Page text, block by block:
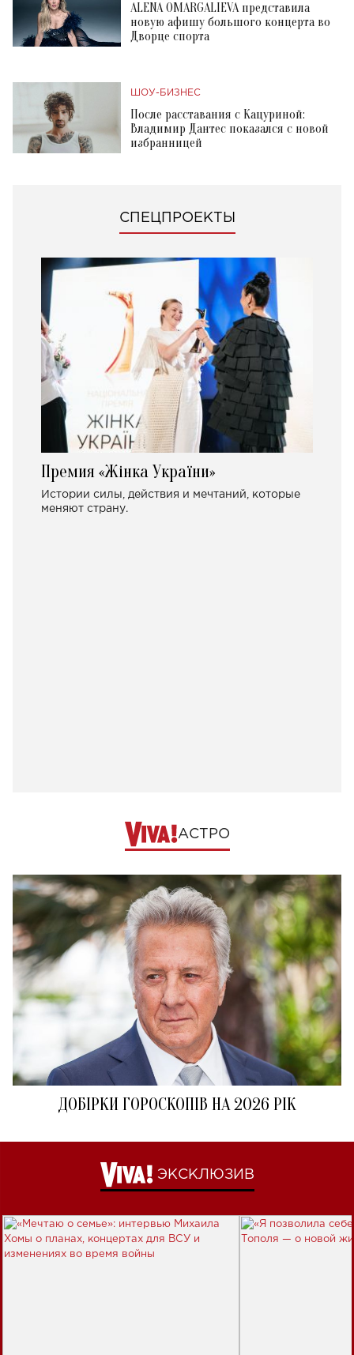
ALENA OMARGALIEVA представила
новую афишу большого концерта во
Дворце спорта
ШОУ-БИЗНЕС
После расставания с Кацуриной:
Владимир Дантес показался с новой
избранницей
СПЕЦПРОЕКТЫ
Премия «Жінка України»
Истории силы, действия и мечтаний, которые
меняют страну.
АСТРО
ДОБІРКИ ГОРОСКОПІВ НА 2026 РІК
ЭКСКЛЮЗИВ